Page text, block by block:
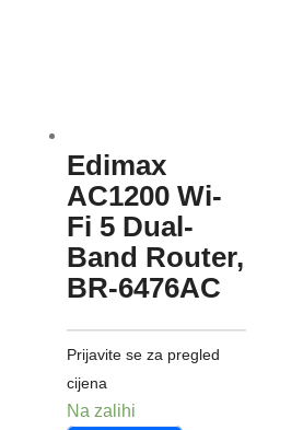
Edimax
AC1200 Wi-
Fi 5 Dual-
Band Router,
BR-6476AC
Prijavite se za pregled
cijena
Na zalihi